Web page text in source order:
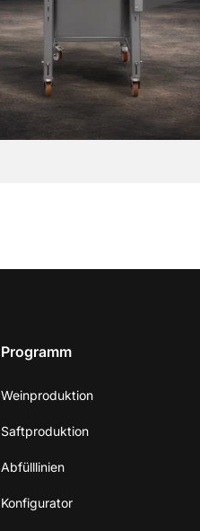
Programm
Weinproduktion
Saftproduktion
Abfülllinien
Konfigurator